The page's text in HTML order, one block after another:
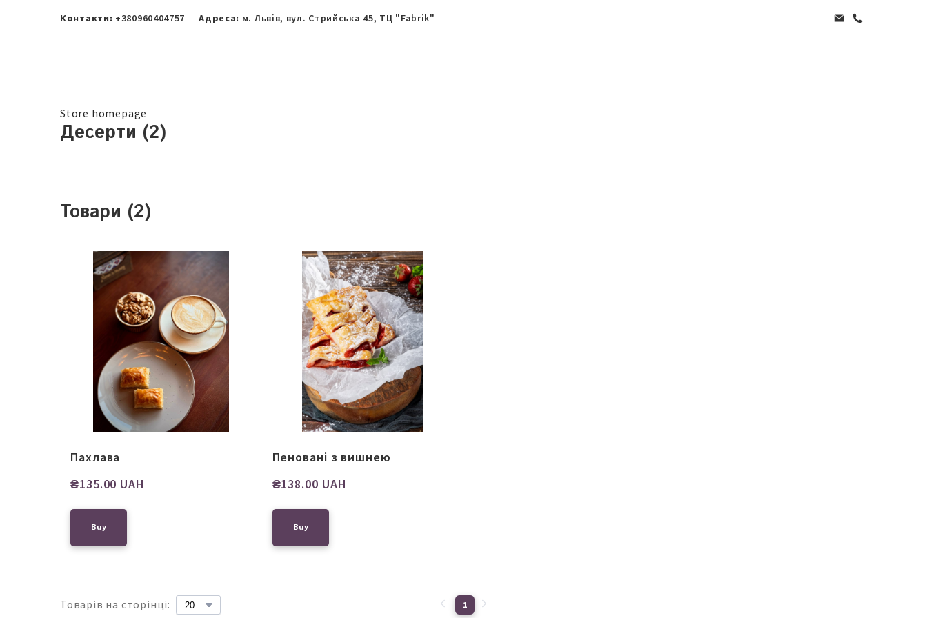
Контакти: +380960404757 Адреса: м. Львів, вул. Стрийська 45, ТЦ "Fabrik"
Store homepage
Десерти (2)
Товари (2)
Пахлава
₴135.00 UAH
Buy
Пеновані з вишнею
₴138.00 UAH
Buy
Товарів на сторінці: 1